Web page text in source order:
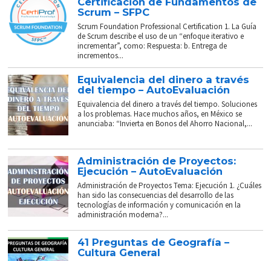
Scrum – SFPC
Scrum Foundation Professional Certification 1. La Guía
de Scrum describe el uso de un “enfoque iterativo e
incrementar”, como: Respuesta: b. Entrega de
incrementos...
Equivalencia del dinero a través
del tiempo – AutoEvaluación
Equivalencia del dinero a través del tiempo. Soluciones
a los problemas. Hace muchos años, en México se
anunciaba: “Invierta en Bonos del Ahorro Nacional,...
Administración de Proyectos:
Ejecución – AutoEvaluación
Administración de Proyectos Tema: Ejecución 1. ¿Cuáles
han sido las consecuencias del desarrollo de las
tecnologías de información y comunicación en la
administración moderna?...
41 Preguntas de Geografía –
Cultura General